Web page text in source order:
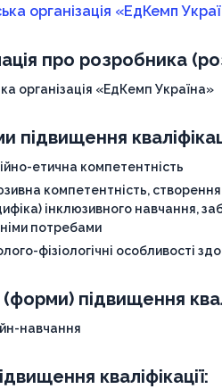
організація «ЕдКемп
про розробника
організація «ЕдКемп Україна»
підвищення
етична компетентність
компетентність,
інклюзивного навчання,
потребами
фізіологічні особливості
підвищення
навчання
кваліфікації: